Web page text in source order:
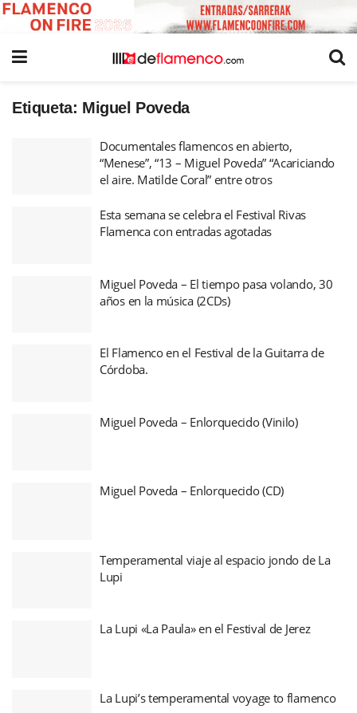
Etiqueta: Miguel Poveda
Documentales flamencos en abierto,
“Menese”, “13 – Miguel Poveda” “Acariciando
el aire. Matilde Coral” entre otros
Esta semana se celebra el Festival Rivas
Flamenca con entradas agotadas
Miguel Poveda – El tiempo pasa volando, 30
años en la música (2CDs)
El Flamenco en el Festival de la Guitarra de
Córdoba.
Miguel Poveda – Enlorquecido (Vinilo)
Miguel Poveda – Enlorquecido (CD)
Temperamental viaje al espacio jondo de La
Lupi
La Lupi «La Paula» en el Festival de Jerez
La Lupi’s temperamental voyage to flamenco